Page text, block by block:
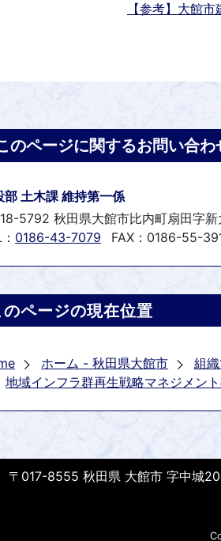
【参考】大館
のページに関するお問い合わ
部 土木課 維持第一係
5792 秋田県大館市比内町扇田字
0186-43-7079 FAX：0186-55-
のページの現在位置
ホーム - 秋田県大館市 組
地域インフラ群再生戦略マネジメン
017-8555 秋田県 大館市 字中城